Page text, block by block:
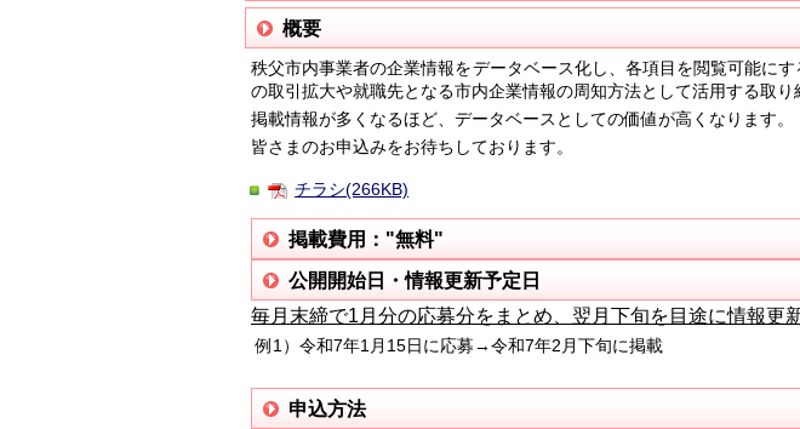
概要
秩父市内事業者の企業情報をデータベース化し、各項目を閲覧可能に
の取引拡大や就職先となる市内企業情報の周知方法として活用する取り
掲載情報が多くなるほど、データベースとしての価値が高くなります。
皆さまのお申込みをお待ちしております。
チラシ(266KB)
掲載費用："無料"
公開開始日・情報更新予定日
毎月末締で1月分の応募分をまとめ、翌月下旬を目途に情報更
例1）令和7年1月15日に応募→令和7年2月下旬に掲載
申込方法